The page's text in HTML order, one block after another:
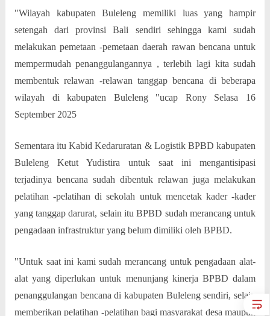
"Wilayah kabupaten Buleleng memiliki luas yang hampir
setengah dari provinsi Bali sendiri sehingga kami sudah
melakukan pemetaan -pemetaan daerah rawan bencana untuk
mempermudah penanggulangannya , terlebih lagi kita sudah
membentuk relawan -relawan tanggap bencana di beberapa
wilayah di kabupaten Buleleng "ucap Rony Selasa 16
September 2025
Sementara itu Kabid Kedaruratan & Logistik BPBD kabupaten
Buleleng Ketut Yudistira untuk saat ini mengantisipasi
terjadinya bencana sudah dibentuk relawan juga melakukan
pelatihan -pelatihan di sekolah untuk mencetak kader -kader
yang tanggap darurat, selain itu BPBD sudah merancang untuk
pengadaan infrastruktur yang belum dimiliki oleh BPBD.
"Untuk saat ini kami sudah merancang untuk pengadaan alat-
alat yang diperlukan untuk menunjang kinerja BPBD dalam
penanggulangan bencana di kabupaten Buleleng sendiri, selain
memberikan pelatihan -pelatihan bagi masyarakat desa maupun